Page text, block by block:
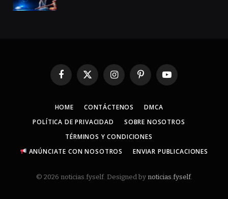
Facebook
X
InstagramPinterestYouTube
HOME CONTÁCTENOS
DMCA
POLÍTICA DE PRIVACIDAD
SOBRE NOSOTROS
TÉRMINOS Y CONDICIONES
ANÚNCIATE CON NOSOTROS
ENVIAR PUBLICACIONES
© 2026 noticias.fyself. Designed by noticias.fyself.